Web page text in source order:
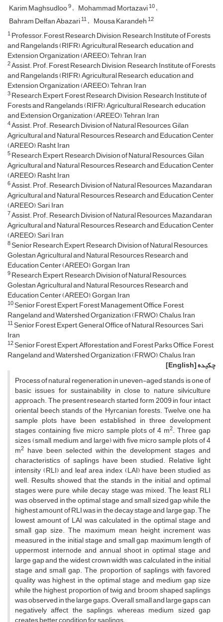
Karim Maghsudloo9 Mohammad Mortazavi10
Bahram Delfan Abazari11 Mousa Karandeh12
1Professor,, Forest Research Division, Research Institute of Forests
and Rangelands (RIFR), Agricultural Research, education and
Extension Organization (AREEO), Tehran, Iran
2Assist. Prof. Forest Research Division, Research Institute of Forests
and Rangelands (RIFR), Agricultural Research, education and
Extension Organization (AREEO), Tehran, Iran
3Research Expert, Forest Research Division, Research Institute of
Forests and Rangelands (RIFR), Agricultural Research, education
and Extension Organization (AREEO), Tehran, Iran
4Assist. Prof., Research Division of Natural Resources, Gilan
Agricultural and Natural Resources Research and Education Center
(AREEO), Rasht, Iran
5Research Expert, Research Division of Natural Resources, Gilan
Agricultural and Natural Resources Research and Education Center
(AREEO), Rasht, Iran
6Assist. Prof., Research Division of Natural Resources, Mazandaran
Agricultural and Natural Resources Research and Education Center
(AREEO), Sari, Iran
7Assist. Prof., Research Division of Natural Resources, Mazandaran
Agricultural and Natural Resources Research and Education Center
(AREEO), Sari, Iran
8Senior Research Expert, Research Division of Natural Resources,
Golestan Agricultural and Natural Resources Research and
Education Center (AREEO), Gorgan, Iran
9Research Expert, Research Division of Natural Resources,
Golestan Agricultural and Natural Resources Research and
Education Center (AREEO), Gorgan, Iran
10Senior Forest Expert, Forest Management Office, Forest,
Rangeland and Watershed Organization (FRWO), Chalus, Iran
11Senior Forest Expert, General Office of Natural Resources, Sari,
Iran
12Senior Forest Expert, Afforestation and Forest Parks Office, Forest,
Rangeland and Watershed Organization (FRWO), Chalus, Iran
چکیده[English]
Process of natural regeneration in uneven-aged stands is one of
basic issues for sustainability in close to nature silviculture
approach. The present research started form 2009 in four intact
oriental beech stands of the Hyrcanian forests. Twelve, one ha
sample plots have been established in three development
stages containing five micro sample plots of 4 m2. Three gap
sizes (small, medium and large) with five micro sample plots of 4
m2 have been selected within the development stages and
characteristics of saplings have been studied. Relative light
intensity (RLI) and leaf area index (LAI) have been studied as
well. Results showed that the stands in the initial and optimal
stages were pure, while decay stage was mixed. The least RLI
was observed in the optimal stage and small sized gap while the
highest amount of RLI was in the decay stage and large gap. The
lowest amount of LAI was calculated in the optimal stage and
small gap size. The maximum mean height increment was
measured in the initial stage and small gap, maximum length of
uppermost internode and annual shoot in optimal stage and
large gap and the widest crown width was calculated in the initial
stage and small gap. The proportion of saplings with favored
quality was highest in the optimal stage and medium gap size
while the highest proportion of twig and broom shaped saplings
was observed in the large gaps. Overall, small and large gaps can
negatively affect the saplings, whereas medium sized gap